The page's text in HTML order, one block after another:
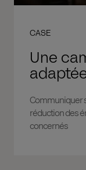
CASE
Une
Communiquer
réduction des
concernés